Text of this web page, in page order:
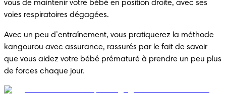
vous de maintenir votre bébé en position droite, avec ses
voies respiratoires dégagées.
Avec un peu d’entraînement, vous pratiquerez la méthode
kangourou avec assurance, rassurés par le fait de savoir
que vous aidez votre bébé prématuré à prendre un peu plus
de forces chaque jour.